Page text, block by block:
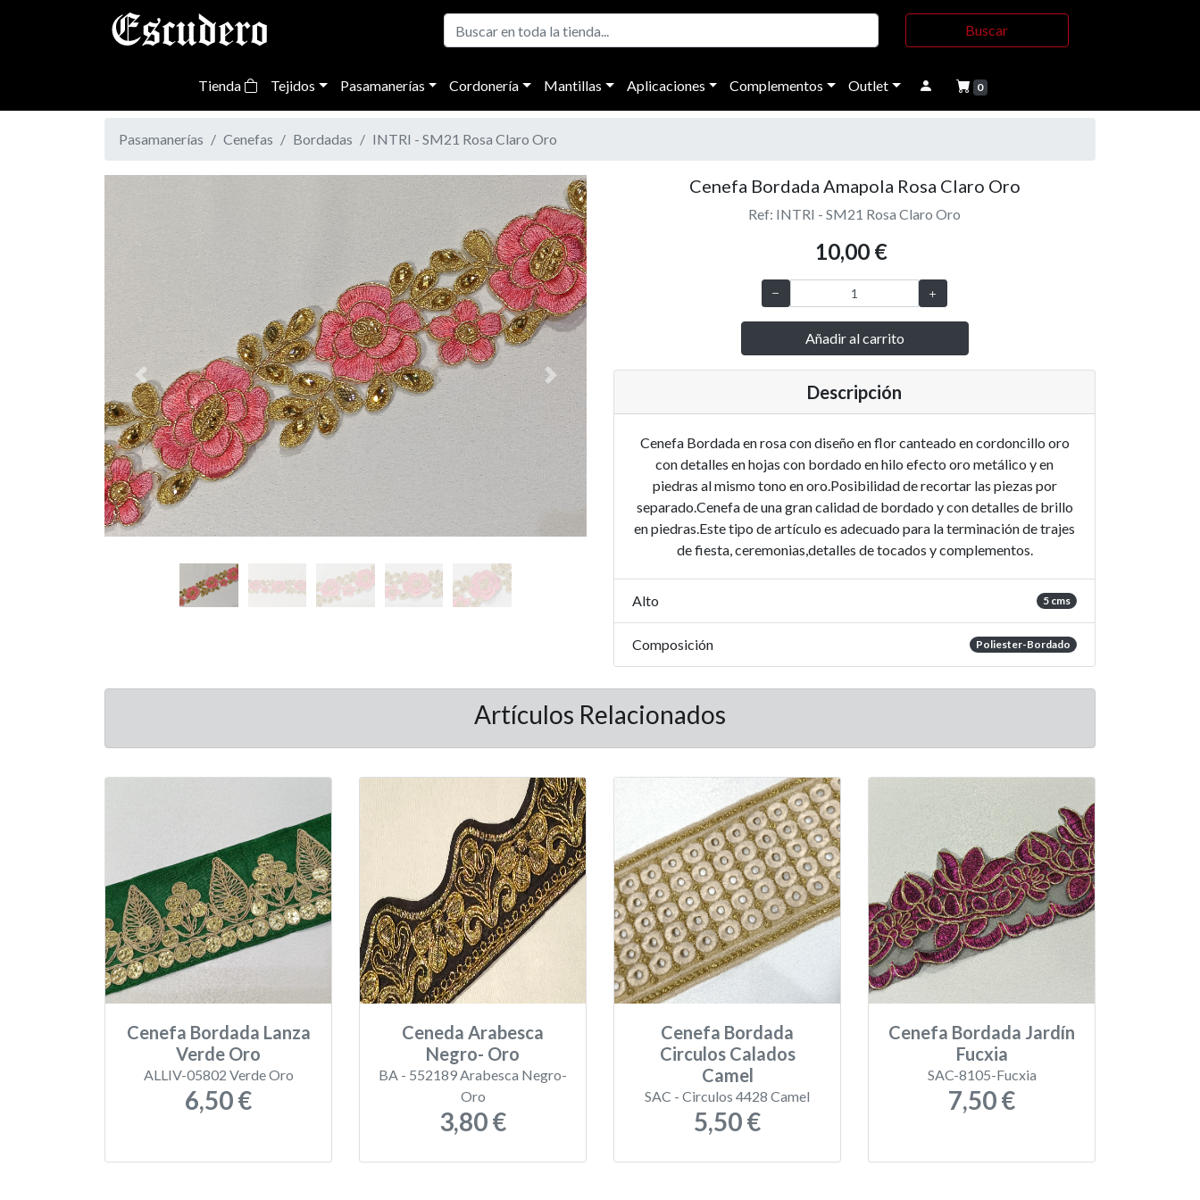
Buscar
Tienda Tejidos Pasamanerías Cordonería Mantillas Aplicaciones Complementos Outlet 0
Pasamanerías Cenefas Bordadas INTRI - SM21 Rosa Claro Oro
Previous Next
Cenefa Bordada Amapola Rosa Claro Oro
Ref: INTRI - SM21 Rosa Claro Oro
10,00 €
Añadir al carrito
Descripción
Cenefa Bordada en rosa con diseño en flor canteado en cordoncillo oro
con detalles en hojas con bordado en hilo efecto oro metálico y en
piedras al mismo tono en oro.Posibilidad de recortar las piezas por
separado.Cenefa de una gran calidad de bordado y con detalles de brillo
en piedras.Este tipo de artículo es adecuado para la terminación de trajes
de fiesta, ceremonias,detalles de tocados y complementos.
Alto 5 cms
Composición Poliester-Bordado
Artículos Relacionados
Cenefa Bordada Lanza
Verde Oro
ALLIV-05802 Verde Oro
6,50 €
Ceneda Arabesca
Negro- Oro
BA - 552189 Arabesca Negro-
Oro
3,80 €
Cenefa Bordada
Circulos Calados
Camel
SAC - Circulos 4428 Camel
5,50 €
Cenefa Bordada Jardín
Fucxia
SAC-8105-Fucxia
7,50 €